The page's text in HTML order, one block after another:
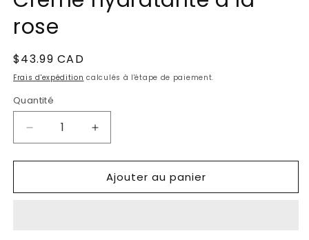
dans
fenêtre
modale
rose
Prix
habituel
$43.99 CAD
Frais d'expédition calculés à l'étape de paiement.
Quantité
Réduire
la
quantité
Crème
Augmenter
la
quantité
de
Crème
Ajouter au panier